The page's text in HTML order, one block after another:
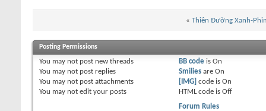
« Thiên Đường Xanh-
Posting Permissions
You may not post new threads
You may not post replies
You may not post attachments
You may not edit your posts
BB codeis On
Smiliesare On
[IMG] code is On
HTML code is Off
Forum Rules